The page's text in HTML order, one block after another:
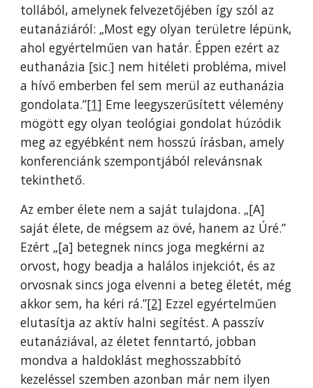
tollából, amelynek felvezetőjében így szól az
eutanáziáról: „Most egy olyan területre lépünk,
ahol egyértelműen van határ. Éppen ezért az
euthanázia [sic.] nem hitéleti probléma, mivel
a hívő emberben fel sem merül az euthanázia
gondolata.”[1] Eme leegyszerűsített vélemény
mögött egy olyan teológiai gondolat húzódik
meg az egyébként nem hosszú írásban, amely
konferenciánk szempontjából relevánsnak
tekinthető.
Az ember élete nem a saját tulajdona. „[A]
saját élete, de mégsem az övé, hanem az Úré.”
Ezért „[a] betegnek nincs joga megkérni az
orvost, hogy beadja a halálos injekciót, és az
orvosnak sincs joga elvenni a beteg életét, még
akkor sem, ha kéri rá.”[2] Ezzel egyértelműen
elutasítja az aktív halni segítést. A passzív
eutanáziával, az életet fenntartó, jobban
mondva a haldoklást meghosszabbító
kezeléssel szemben azonban már nem ilyen